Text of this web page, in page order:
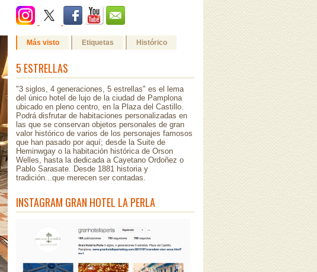
Más visto Etiquetas Histórico
5 ESTRELLAS
"3 siglos, 4 generaciones, 5 estrellas" es el lema
del único hotel de lujo de la ciudad de Pamplona
ubicado en pleno centro, en la Plaza del Castillo.
Podrá disfrutar de habitaciones personalizadas en
las que se conservan objetos personales de gran
valor histórico de varios de los personajes famosos
que han pasado por aquí; desde la Suite de
Heminwgay o la habitación histórica de Orson
Welles, hasta la dedicada a Cayetano Ordoñez o
Pablo Sarasate. Desde 1881 historia y
tradición...que merecen ser contadas.
INSTAGRAM GRAN HOTEL LA PERLA